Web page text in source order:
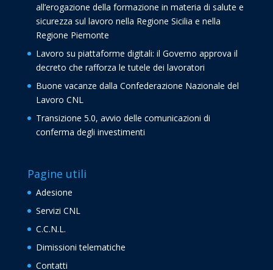
all’erogazione della formazione in materia di salute e
sicurezza sul lavoro nella Regione Sicilia e nella
Regione Piemonte
Lavoro su piattaforme digitali: il Governo approva il
decreto che rafforza le tutele dei lavoratori
Buone vacanze dalla Confederazione Nazionale del
Lavoro CNL
Transizione 5.0, avvio delle comunicazioni di
conferma degli investimenti
Pagine utili
Adesione
Servizi CNL
C.C.N.L.
Dimissioni telematiche
Contatti